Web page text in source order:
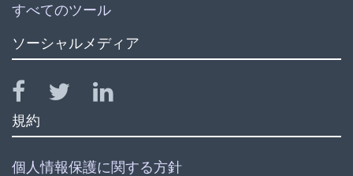
すべてのツール
ソーシャルメディア
規約
個人情報保護に関する方針